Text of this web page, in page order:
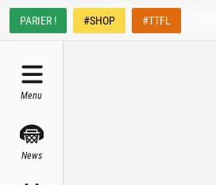
PARIER ! #SHOP #TTFL
Menu
News